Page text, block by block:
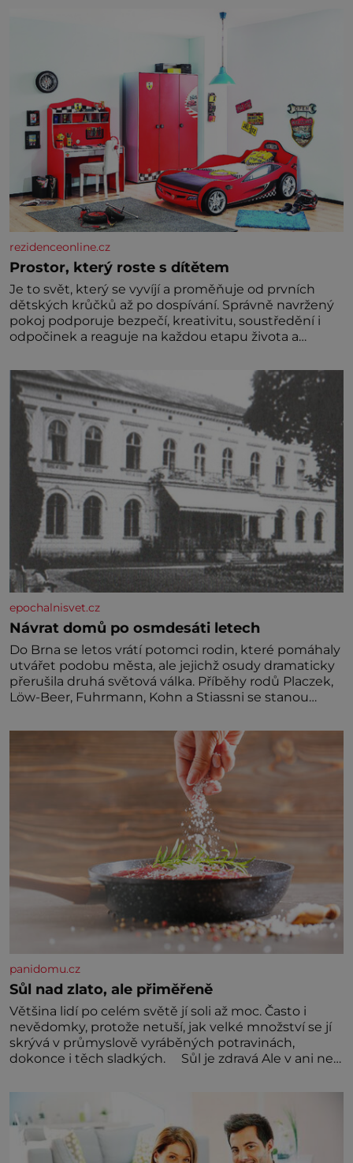
dávných lidí nesmírně dobře zachovalá, přičítají
odborníci zdejším klimatickým podmínkám. Sucho,
rezidenceonline.cz
Prostor, který roste s dítětem
Je to svět, který se vyvíjí a proměňuje od prvních
dětských krůčků až po dospívání. Správně navržený
pokoj podporuje bezpečí, kreativitu, soustředění i
odpočinek a reaguje na každou etapu života a
jednoduchost, měkkost a bezpečí, proto by pokoj
miminka měl působit především klidně a útulně.
Předškolní věk je
epochalnisvet.cz
Návrat domů po osmdesáti letech
Do Brna se letos vrátí potomci rodin, které pomáhaly
utvářet podobu města, ale jejichž osudy dramaticky
přerušila druhá světová válka. Příběhy rodů Placzek,
Löw-Beer, Fuhrmann, Kohn a Stiassni se stanou
židovské kultury ŠTETL FEST 2026. Některé návraty
nejsou jednoduché. Místa, která si člověk pamatuje z
rodinných vyprávění, už dávno
panidomu.cz
Sůl nad zlato, ale přiměřeně
Většina lidí po celém světě jí soli až moc. Často i
nevědomky, protože netuší, jak velké množství se jí
skrývá v průmyslově vyráběných potravinách,
dokonce i těch sladkých. Sůl je zdravá Ale v ani ne
běžné. Její základní složky– sodík a chlór – jsou